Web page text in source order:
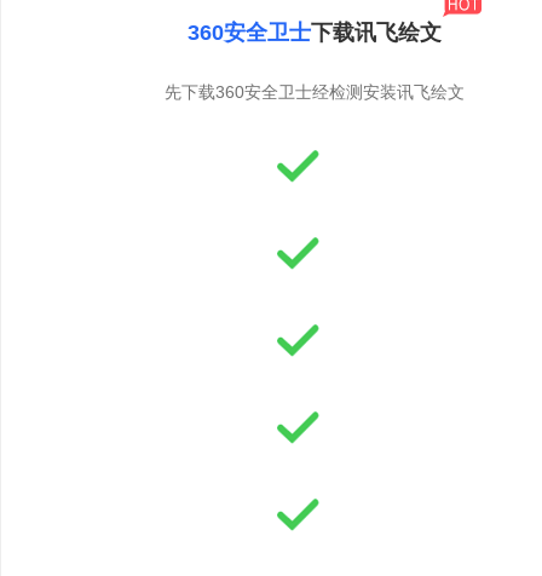
360安全卫士下载讯飞绘文
先下载360安全卫士经检测安装讯飞绘文